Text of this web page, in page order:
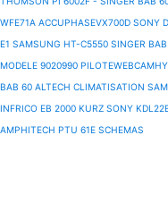
WFE71A ACCUPHASEVX700D SONY
E1 SAMSUNG HT-C5550 SINGER
MODELE 9020990
BAB 60 ALTECH CLIMATISATION
INFRICO EB 2000 KURZ SONY
AMPHITECH PTU 61E SCHEMAS